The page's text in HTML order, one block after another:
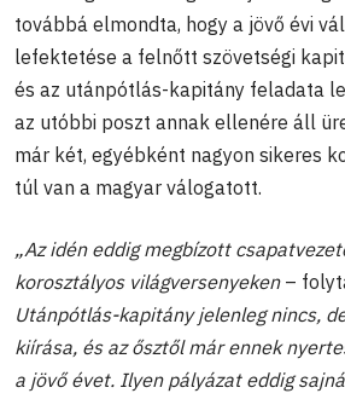
továbbá elmondta, hogy a jövő évi
lefektetése a felnőtt szövetségi
és az utánpótlás-kapitány feladata
az utóbbi poszt annak ellenére áll
már két, egyébként nagyon sikeres
túl van a magyar válogatott.
„Az idén eddig megbízott
korosztályos világversenyeken–
Utánpótlás-kapitány jelenleg nincs,
kiírása, és az ősztől már ennek
a jövő évet. Ilyen pályázat eddig